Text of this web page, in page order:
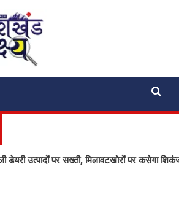
Shakshya
पर सख्ती, मिलावटखोरों पर कसेगा शिकंजा, ये